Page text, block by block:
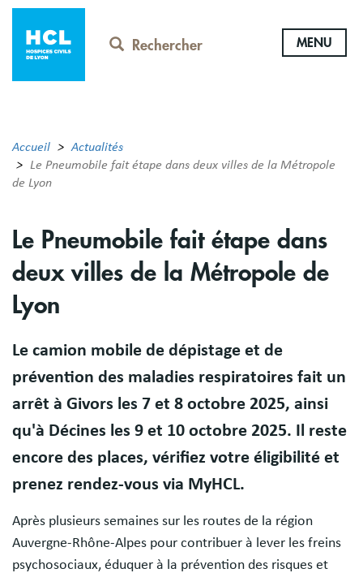
Aller
contenu
principal
Rechercher MENU
Accueil
Actualités
Le Pneumobile fait étape dans deux villes de la Métropole
de Lyon
Le Pneumobile fait étape dans
deux villes de la Métropole de
Lyon
Le camion mobile de dépistage et de
prévention des maladies respiratoires fait un
arrêt à Givors les 7 et 8 octobre 2025, ainsi
qu'à Décines les 9 et 10 octobre 2025. Il reste
encore des places, vérifiez votre éligibilité et
prenez rendez-vous via MyHCL.
Après plusieurs semaines sur les routes de la région
Auvergne-Rhône-Alpes pour contribuer à lever les freins
psychosociaux, éduquer à la prévention des risques et